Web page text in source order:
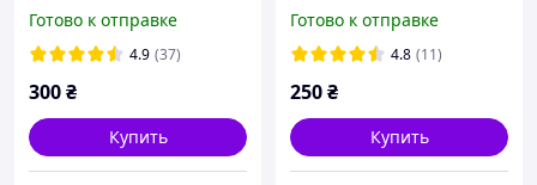
Готово к отправке
4.9 (37)
300₴
Купить
Готово к отправке
4.8 (11)
250₴
Купить